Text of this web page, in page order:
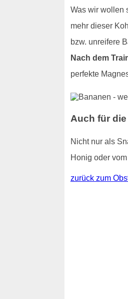
Was wir wollen
mehr dieser
bzw. unreifere
Nach dem
perfekte
Auch für
Nicht nur als
Honig oder
zurück zum